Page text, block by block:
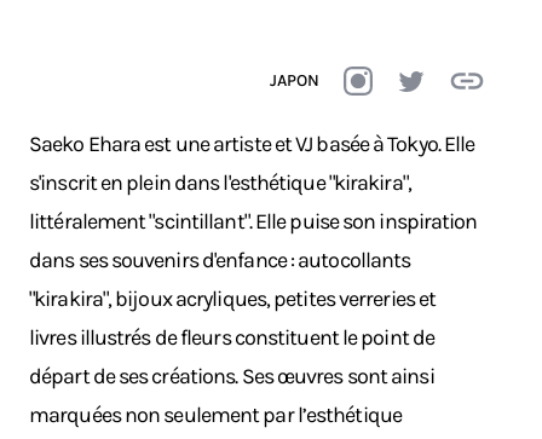
JAPON
Saeko Ehara est une artiste et VJ basée à Tokyo. Elle
s'inscrit en plein dans l'esthétique "kirakira",
littéralement "scintillant". Elle puise son inspiration
dans ses souvenirs d'enfance : autocollants
"kirakira", bijoux acryliques, petites verreries et
livres illustrés de fleurs constituent le point de
départ de ses créations. Ses œuvres sont ainsi
marquées non seulement par l’esthétique